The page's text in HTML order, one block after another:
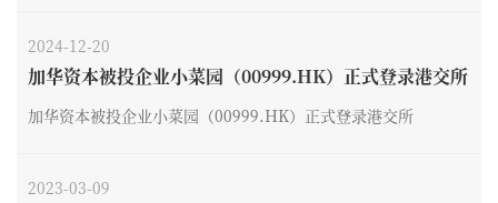
2024-12-20
加华资本被投企业小菜园（00999.HK）正式登录港交所
加华资本被投企业小菜园（00999.HK）正式登录港交所
2023-03-09